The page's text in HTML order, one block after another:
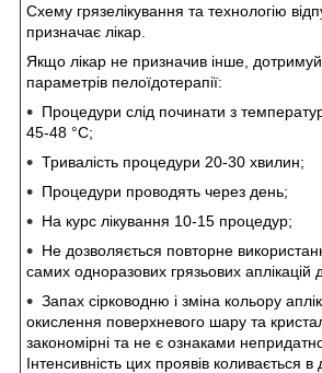
Схему грязелікування та технологію
призначає лікар.
Якщо лікар не призначив інше,
параметрів пелоїдотерапії:
Процедури слід починати з
45-48 °С;
Тривалість процедури 20-30 хвилин;
Процедури проводять через день;
На курс лікування 10-15 процедур;
Не дозволяється повторне
самих одноразових грязьових аплікацій
Запах сірководню і зміна кольору
окислення поверхневого шару та
закономірні та не є ознаками
Інтенсивність цих проявів коливається